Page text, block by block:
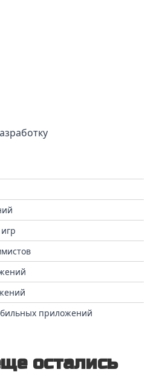
приложений
остались